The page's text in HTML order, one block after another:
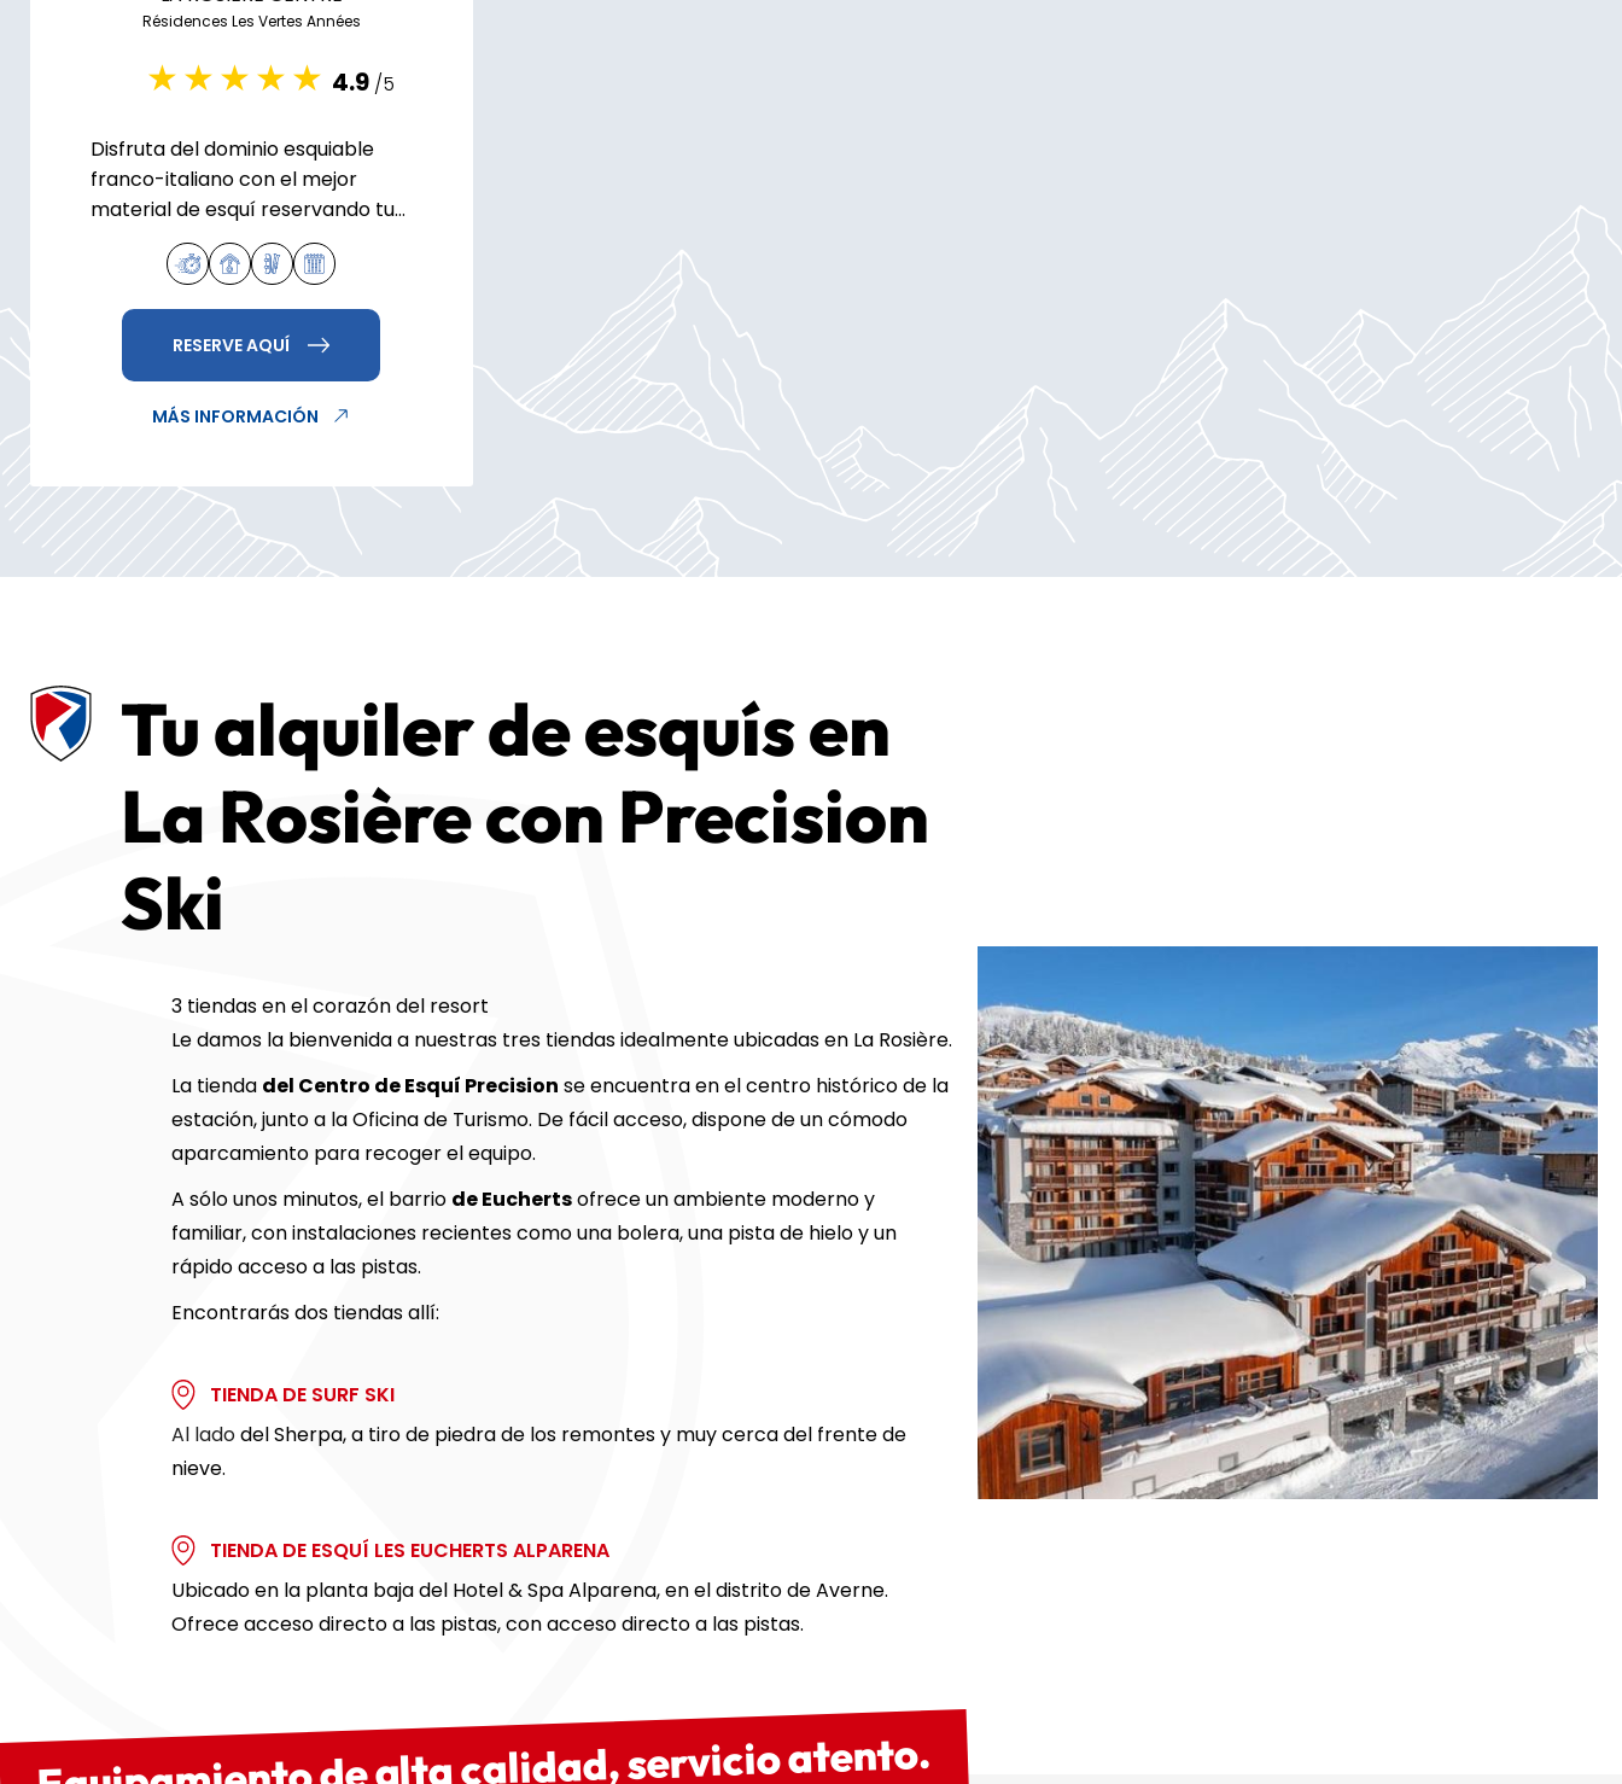
Résidences Les Vertes Années
4.9 /5
Disfruta del dominio esquiable
franco-italiano con el mejor
material de esquí reservando tu
material en nuestra tienda de
alquiler La Rosière.
RESERVE AQUÍ
MÁS INFORMACIÓN
Tu alquiler de esquís en
La Rosière con Precision
Ski
3 tiendas en el corazón del resort
Le damos la bienvenida a nuestras tres tiendas idealmente ubicadas en La Rosière.
La tienda del Centro de Esquí Precision se encuentra en el centro histórico de la
estación, junto a la Oficina de Turismo. De fácil acceso, dispone de un cómodo
aparcamiento para recoger el equipo.
A sólo unos minutos, el barrio de Euchertsofrece un ambiente moderno y
familiar, con instalaciones recientes como una bolera, una pista de hielo y un
rápido acceso a las pistas.
Encontrarás dos tiendas allí:
TIENDA DE SURF SKI
Al ladodel Sherpa, a tiro de piedra de los remontes y muy cerca del frente de
nieve.
TIENDA DE ESQUÍ LES EUCHERTS ALPARENA
Ubicado en la planta baja del Hotel & Spa Alparena, en el distrito de Averne.
Ofrece acceso directo a las pistas, con acceso directo a las pistas.